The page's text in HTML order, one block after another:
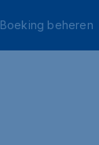
Boeking beheren